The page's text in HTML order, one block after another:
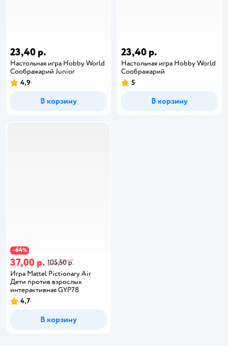
23,40 р.
Настольная игра Hobby World
Соображарий Junior
4,9
В корзину
23,40 р.
Настольная игра Hobby World
Соображарий
5
В корзину
−64%
37,00 р. 105,50 р.
Игра Mattel Pictionary Air
Дети против взрослых
интерактивная GYP78
4,7
В корзину